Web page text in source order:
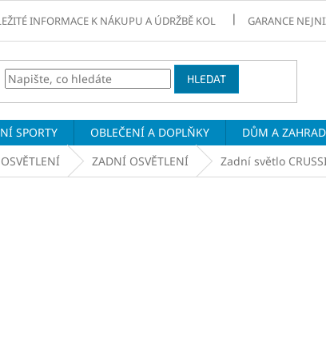
INFORMACE K NÁKUPU A ÚDRŽBĚ KOL GARANCE
HLEDAT
SPORTY OBLEČENÍ A DOPLŇKY DŮM A
OSVĚTLENÍ ZADNÍ OSVĚTLENÍ Zadní světlo